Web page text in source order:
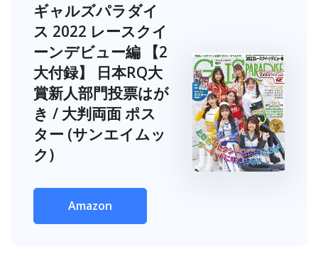
ギャルズパラダイ
ス 2022 レースクイ
ーンデビュー編 【2
大付録】 日本RQ大
賞新人部門投票はが
き / 大判両面 ポス
ター (サンエイムッ
ク)
Amazon